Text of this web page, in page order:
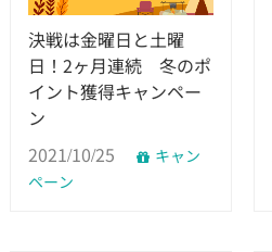
決戦は金曜日と土曜
日！2ヶ月連続 冬のポ
イント獲得キャンペー
ン
2021/10/25
キャン
ペーン